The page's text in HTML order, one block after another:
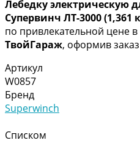
Лебедку электрическую
Супервинч ЛТ-3000 (1,361
по привлекательной цене
ТвойГараж, оформив
Артикул
W0857
Бренд
Superwinch
Списком